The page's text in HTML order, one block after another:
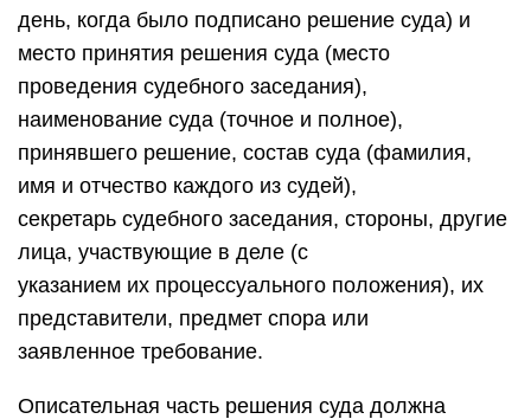
день, когда было подписано решение суда) и
место принятия решения суда (место
проведения судебного заседания),
наименование суда (точное и полное),
принявшего решение, состав суда (фамилия,
имя и отчество каждого из судей),
секретарь судебного заседания, стороны, другие
лица, участвующие в деле (с
указанием их процессуального положения), их
представители, предмет спора или
заявленное требование.
Описательная часть решения суда должна